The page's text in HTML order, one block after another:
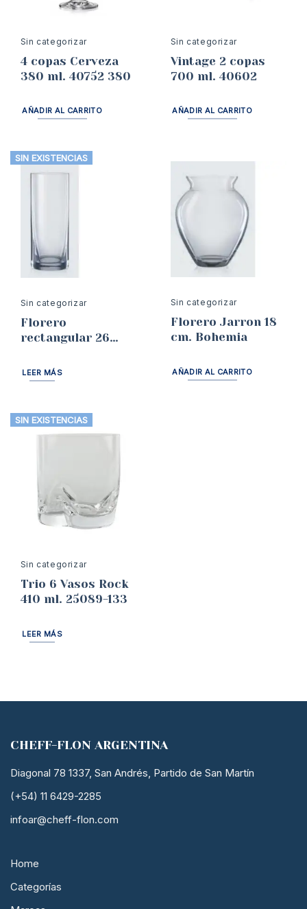
Sin categorizar
4 copas Cerveza
380 ml. 40752 380
AÑADIR AL CARRITO
Sin categorizar
Vintage 2 copas
700 ml. 40602
AÑADIR AL CARRITO
SIN EXISTENCIAS
Sin categorizar
Florero
rectangular 26
LEER MÁS
Sin categorizar
Florero Jarron 18
cm. Bohemia
AÑADIR AL CARRITO
SIN EXISTENCIAS
Sin categorizar
Trio 6 Vasos Rock
410 ml. 25089-133
LEER MÁS
CHEFF-FLON ARGENTINA
Diagonal 78 1337, San Andrés, Partido de San Martín
(+54) 11 6429-2285
infoar@cheff-flon.com
Home
Categorías